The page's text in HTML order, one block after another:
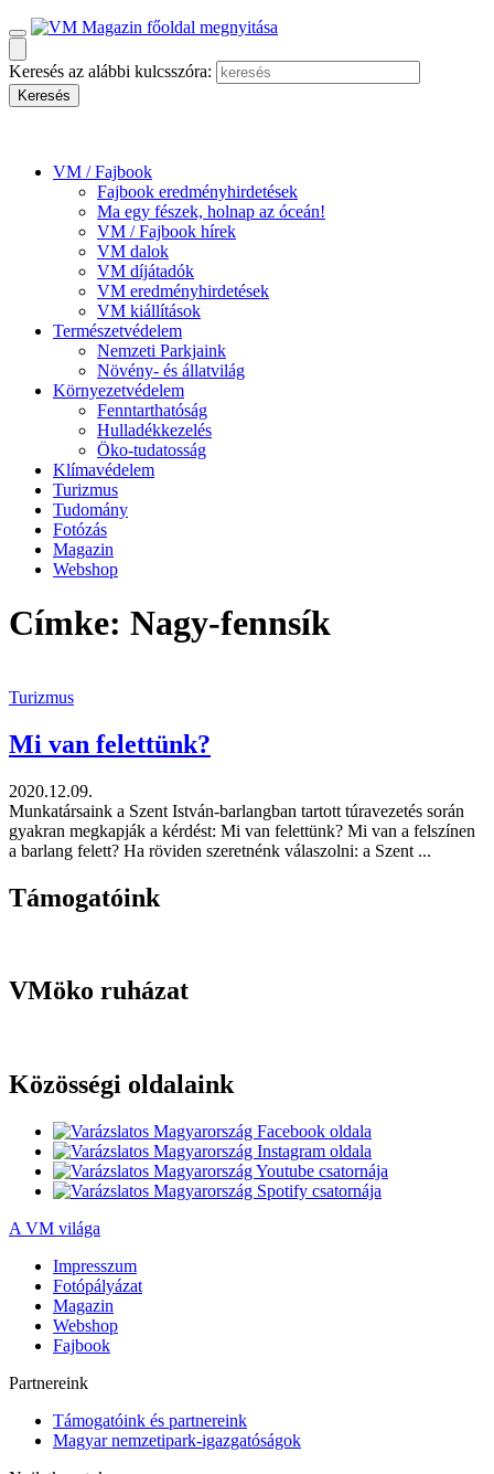
Keresés az alábbi kulcsszóra:
VM / Fajbook
Fajbook eredményhirdetések
Ma egy fészek, holnap az óceán!
VM / Fajbook hírek
VM dalok
VM díjátadók
VM eredményhirdetések
VM kiállítások
Természetvédelem
Nemzeti Parkjaink
Növény- és állatvilág
Környezetvédelem
Fenntarthatóság
Hulladékkezelés
Öko-tudatosság
Klímavédelem
Turizmus
Tudomány
Fotózás
Magazin
Webshop
Címke: Nagy-fennsík
Turizmus
Mi van felettünk?
2020.12.09.
Munkatársaink a Szent István-barlangban tartott túravezetés során
gyakran megkapják a kérdést: Mi van felettünk? Mi van a felszínen
a barlang felett? Ha röviden szeretnénk válaszolni: a Szent ...
Támogatóink
VMöko ruházat
Közösségi oldalaink
A VM világa
Impresszum
Fotópályázat
Magazin
Webshop
Fajbook
Partnereink
Támogatóink és partnereink
Magyar nemzetipark-igazgatóságok